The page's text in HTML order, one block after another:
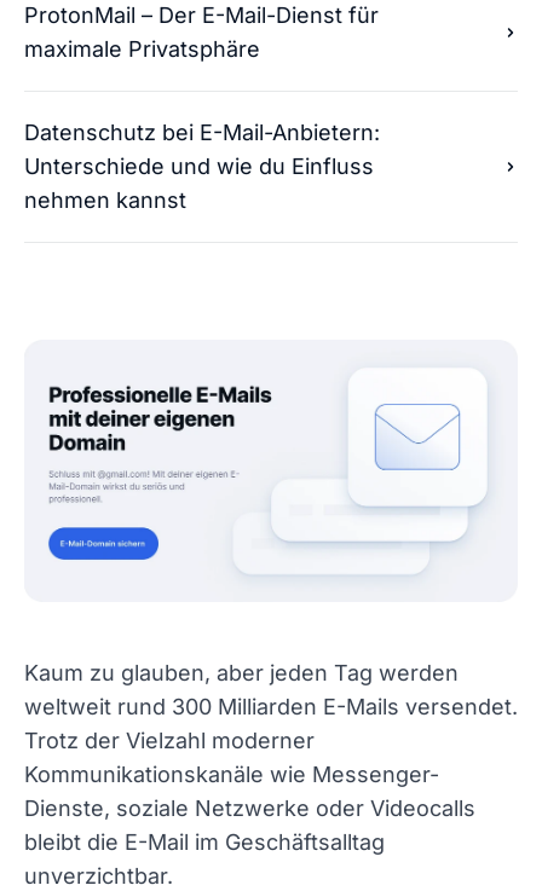
ProtonMail – Der E-Mail-Dienst für
maximale Privatsphäre
Datenschutz bei E-Mail-Anbietern:
Unterschiede und wie du Einfluss
nehmen kannst
Kaum zu glauben, aber jeden Tag werden
weltweit rund 300 Milliarden E-Mails versendet.
Trotz der Vielzahl moderner
Kommunikationskanäle wie Messenger-
Dienste, soziale Netzwerke oder Videocalls
bleibt die E-Mail im Geschäftsalltag
unverzichtbar.